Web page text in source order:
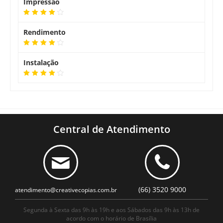
Rendimento
Instalação
Central de Atendimento
atendimento@creativecopias.com.br (66) 3520 9000
Segunda à Sexta das 9h às 19h e aos Sábados das 9h às 13h de
acordo com o horário de Brasília